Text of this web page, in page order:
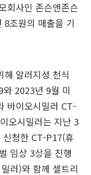
회사인 존슨앤존슨
조원의 매출을 기
해 알러지성 천식
2023년 9월 미
바이오시밀러 CT-
오시밀러는 지난 3
청한 CT-P17(휴
임상 3상을 진행
러)와 함께 셀트리